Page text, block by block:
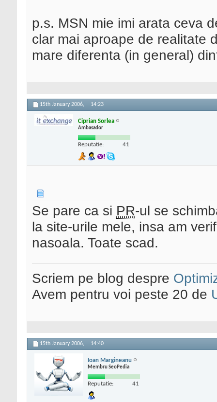
p.s. MSN mie imi arata ceva
clar mai aproape de realitate
mare diferenta (in general)
15th January 2006, 14:23
Ciprian Sorlea
Ambasador
Reputatie: 41
Se pare ca si PR-ul se
la site-urile mele, insa am
nasoala. Toate scad.
Scriem pe blog despre
Avem pentru voi peste 20 de
15th January 2006, 14:40
Ioan Margineanu
Membru SeoPedia
Reputatie: 41